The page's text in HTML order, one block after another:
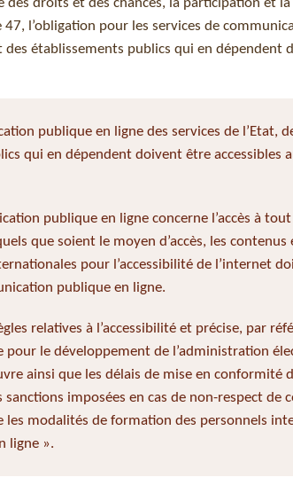
l’obligation pour les services de
établissements publics qui en dépendent
publique en ligne des services de l’Etat,
qui en dépendent doivent être accessibles
publique en ligne concerne l’accès à
que soient le moyen d’accès, les contenus
pour l’accessibilité de l’internet
publique en ligne.
relatives à l’accessibilité et précise, par
pour le développement de l’administration
ainsi que les délais de mise en conformité
imposées en cas de non-respect de
les modalités de formation des personnels
ligne ».